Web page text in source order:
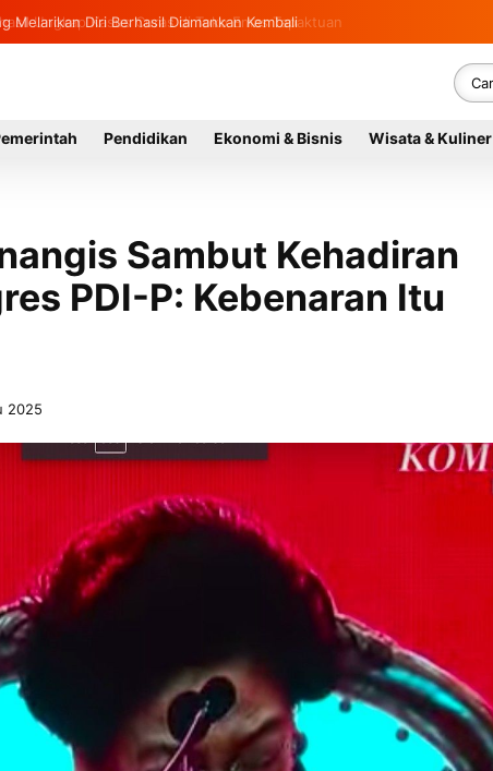
Melarikan Diri Berhasil Diamankan Kembali
Pendidikan Ekonomi & Bisnis Wisata & Kuliner
Sambut Kehadiran
PDI-P: Kebenaran Itu
2025